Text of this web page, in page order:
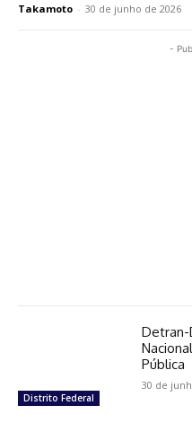
Takamoto - 30 de junho de 2026
-
Distrito Federal
Detran-
Pública
30 de